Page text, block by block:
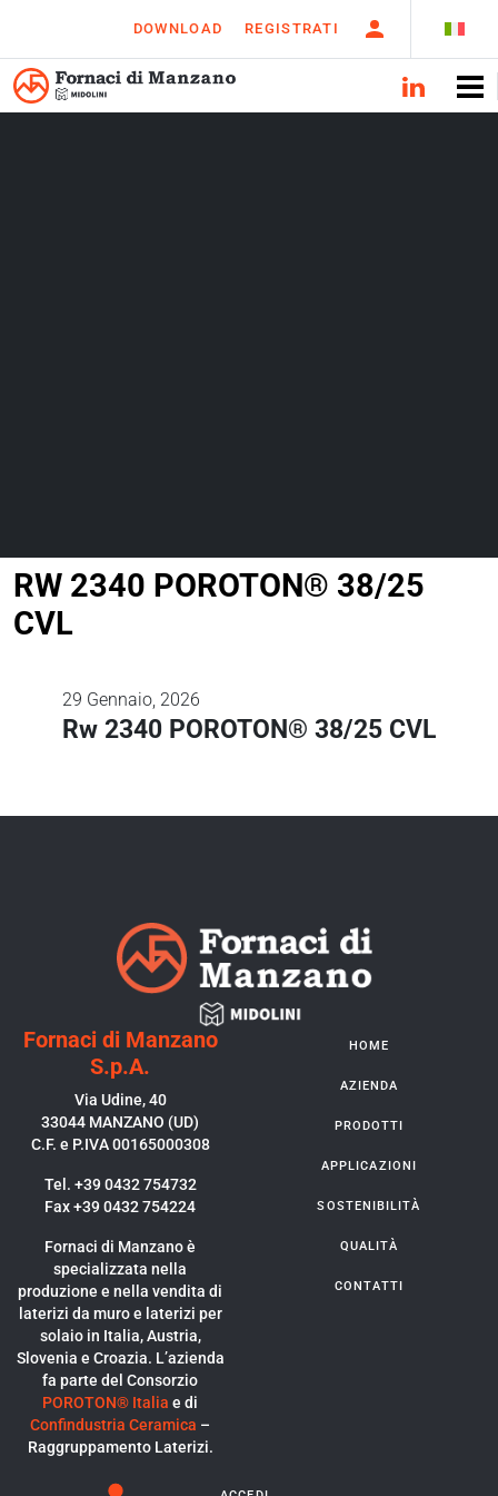
DOWNLOAD REGISTRATI
RW 2340 POROTON® 38/25
CVL
29 Gennaio, 2026
Rw 2340 POROTON® 38/25 CVL
Fornaci di Manzano
S.p.A.
Via Udine, 40
33044 MANZANO (UD)
C.F. e P.IVA 00165000308
Tel. +39 0432 754732
Fax +39 0432 754224
Fornaci di Manzano è
specializzata nella
produzione e nella vendita di
laterizi da muro e laterizi per
solaio in Italia, Austria,
Slovenia e Croazia. L’azienda
fa parte del Consorzio
POROTON® Italia e di
Confindustria Ceramica –
Raggruppamento Laterizi.
HOME
AZIENDA
PRODOTTI
APPLICAZIONI
SOSTENIBILITÀ
QUALITÀ
CONTATTI